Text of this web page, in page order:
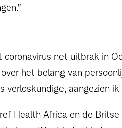
net uitbrak in
het belang van
verloskundige, aangezien
Health Africa en de